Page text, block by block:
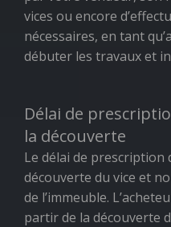
vices ou encore
nécessaires, en tant
débuter les travaux et
Délai de
la découverte
Le délai de prescription
découverte du vice et
de l’immeuble.
partir de la découverte